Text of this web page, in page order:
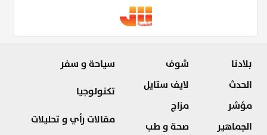
بلادنا
الحدث
مؤشر
الجماهير
شوف
لايف ستايل
مزاج
صحة و طب
سياحة و سفر
تكنولوجيا
مقالات رأي و تحليلات